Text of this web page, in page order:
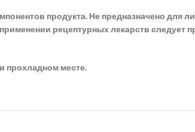
продукта. Не предназначено
рецептурных лекарств следует
прохладном месте.